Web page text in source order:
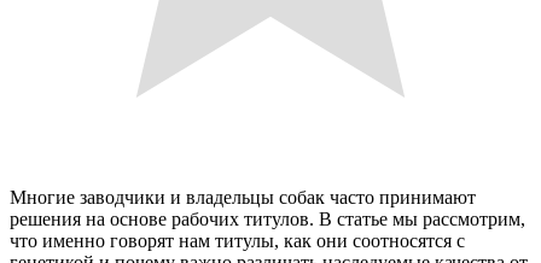
Многие заводчики и владельцы собак часто принимают
решения на основе рабочих титулов. В статье мы рассмотрим,
что именно говорят нам титулы, как они соотносятся с